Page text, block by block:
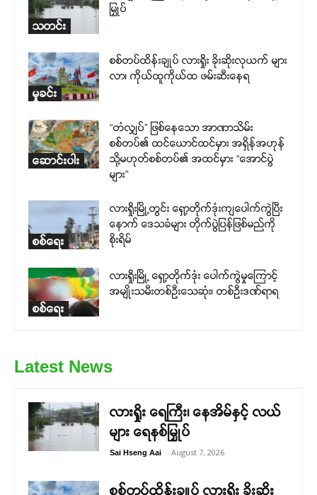
သတင်း
မြှုပ်
မှုခင်း
စစ်တပ်ထိန်းချုပ် လားရှိုး ခိုးဆိုးလုယက် များ
လာ၊ ကိုယ်ထူကိုယ်ထ ဖမ်းဆီးနေရ
ဆောင်းပါး
“တံလျှပ်” ဖြစ်နေသော အာဏာသိမ်း
စစ်တပ်၏ ထင်ယောင်ထင်မှား အရှိန်အဟုန်
သို့မဟုတ်စစ်တပ်၏ အထင်မှား “အောင်ပွဲ
များ”
စစ်ရေး
လားရှိုးမြို့တွင်း ရှော့တိုက်ဒုံးကျပေါက်ကွဲပြီး
နောက် ဒေသခံများ တိုက်ပွဲပြန်ဖြစ်မည်ကို
စိုးရိမ်
စစ်ရေး
လားရှိုးမြို့ ရှော့တိုက်ဒုံး ပေါက်ကွဲမှုကြောင့်
အမျိုးသမီးတစ်ဦးသေဆုံး၊ တစ်ဦးဒဏ်ရာရ
Latest News
လားရှိုး ရေကြီး၊ နေအိမ်နှင့် လယ်
များ ရေနစ်မြှုပ်
Sai Hseng Aai - August 7, 2026
စစ်တပ်ထိန်းချုပ် လားရှိုး ခိုးဆိုး